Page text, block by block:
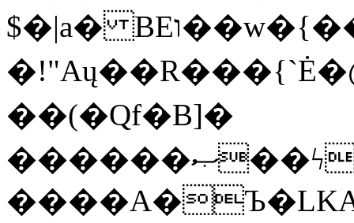
$�|a� BEו��w�{���;���q�X��d%�������W� hU�(�1�Ū}9�S�F<��i�L3�;�
��(�Qf�B]�
������ޞ��ϟak��r��_39$�8�p���7�2�yIZ�R��x��/